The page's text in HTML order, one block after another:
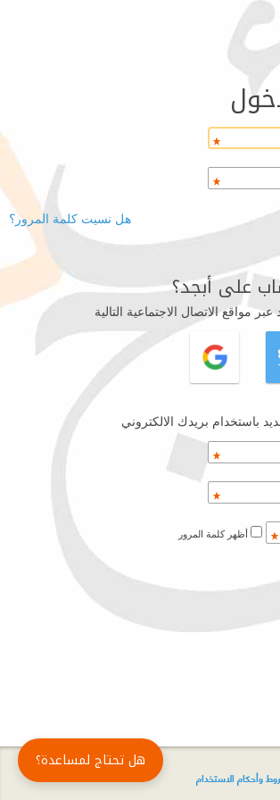
هل نسيت كلمة المرور؟
على أبجد؟
مواقع الاتصال الاجتماعية التالية
باستخدام بريدك الالكتروني
وأحكام الاستخدام
هل تحتاج لمساعدة؟